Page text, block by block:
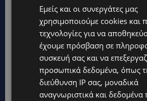
ΕΛΕΝΑ ΠΑΠΑΔΟΠΟΥΛΟΥ: Από τη
Αντιπροεδρία του ΘΟΚ –
ευθύνη»
Εμείς και οι συνεργάτες μας
χρησιμοποιούμε cookies και
τεχνολογίες για να
έχουμε πρόσβαση σε
συσκευή σας και να
προσωπικά δεδομένα, όπως
διεύθυνση IP σας, μοναδικά
αναγνωριστικά και δεδομένα